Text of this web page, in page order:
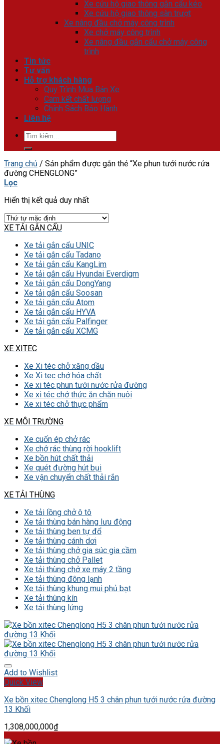
Xe cứu hộ giao thông gắn cẩu kéo
Xe cứu hộ giao thông sàn trượt
Xe nâng đầu chở máy công trình
Xe chở máy công trình
Xe nâng đầu gắn cẩu chở máy công
trình
Tin tức
Tư vấn
Hỗ trợ khách hàng
Quy Trình Mua Bán Xe
Cam kết chất lượng
Chính Sách Bảo Hành
Liên hệ
Tìm
kiếm:
Trang chủ / Sản phẩm được gắn thẻ “Xe phun tưới nước rửa
đường CHENGLONG”
Lọc
Hiển thị kết quả duy nhất
XE TẢI GẮN CẨU
Xe tải gắn cẩu UNIC
Xe tải gắn cẩu Tadano
Xe tải gắn cẩu KangLim
Xe tải gắn cẩu Hyundai Everdigm
Xe tải gắn cẩu DongYang
Xe tải gắn cẩu Soosan
Xe tải gắn cẩu Atom
Xe tải gắn cẩu HYVA
Xe tải gắn cẩu Palfinger
Xe tải gắn cẩu XCMG
XE XITEC
Xe Xi téc chở xăng dầu
Xe Xi tec chở hóa chất
Xe xi téc phun tưới nước rửa đường
Xe xi téc chở thức ăn chăn nuôi
Xe xi téc chở thực phẩm
XE MÔI TRƯỜNG
Xe cuốn ép chở rác
Xe chở rác thùng rời hooklift
Xe bồn hút chất thải
Xe quét đường hút bụi
Xe vận chuyển chất thải rắn
XE TẢI THÙNG
Xe tải lồng chở ô tô
Xe tải thùng bán hàng lưu động
Xe tải thùng ben tự đổ
Xe tải thùng cánh dơi
Xe tải thùng chở gia súc gia cầm
Xe tải thùng chở Pallet
Xe tải thùng chở xe máy 2 tầng
Xe tải thùng đông lạnh
Xe tải thùng khung mui phủ bạt
Xe tải thùng kín
Xe tải thùng lửng
Add to Wishlist
Quick View
Xe bồn xitec Chenglong H5 3 chân phun tưới nước rửa đường
13 Khối
1,308,000,000₫